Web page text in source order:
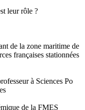
leur rôle ?
de la zone maritime de
françaises stationnées
à Sciences Po
de la FMES